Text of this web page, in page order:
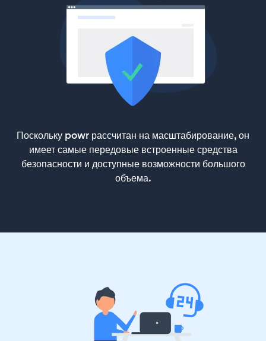
Поскольку powr рассчитан на масштабирование, он
имеет самые передовые встроенные средства
безопасности и доступные возможности большого
объема.